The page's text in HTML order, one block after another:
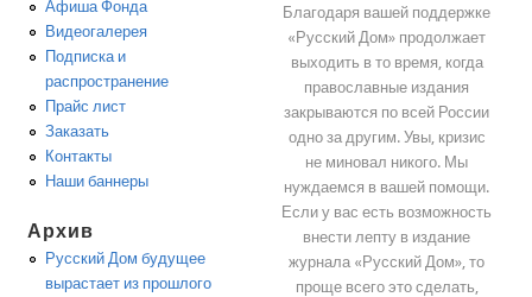
Афиша Фонда
Видеогалерея
Подписка и
распространение
Прайс лист
Заказать
Контакты
Наши баннеры
Архив
Русский Дом будущее
вырастает из прошлого
Благодаря вашей поддержке
«Русский Дом» продолжает
выходить в то время, когда
православные издания
закрываются по всей России
одно за другим. Увы, кризис
не миновал никого. Мы
нуждаемся в вашей помощи.
Если у вас есть возможность
внести лепту в издание
журнала «Русский Дом», то
проще всего это сделать,